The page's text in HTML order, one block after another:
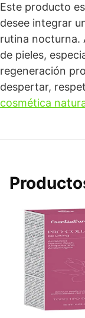
Este producto
desee integrar
rutina nocturna.
de pieles,
regeneración
despertar,
cosmética